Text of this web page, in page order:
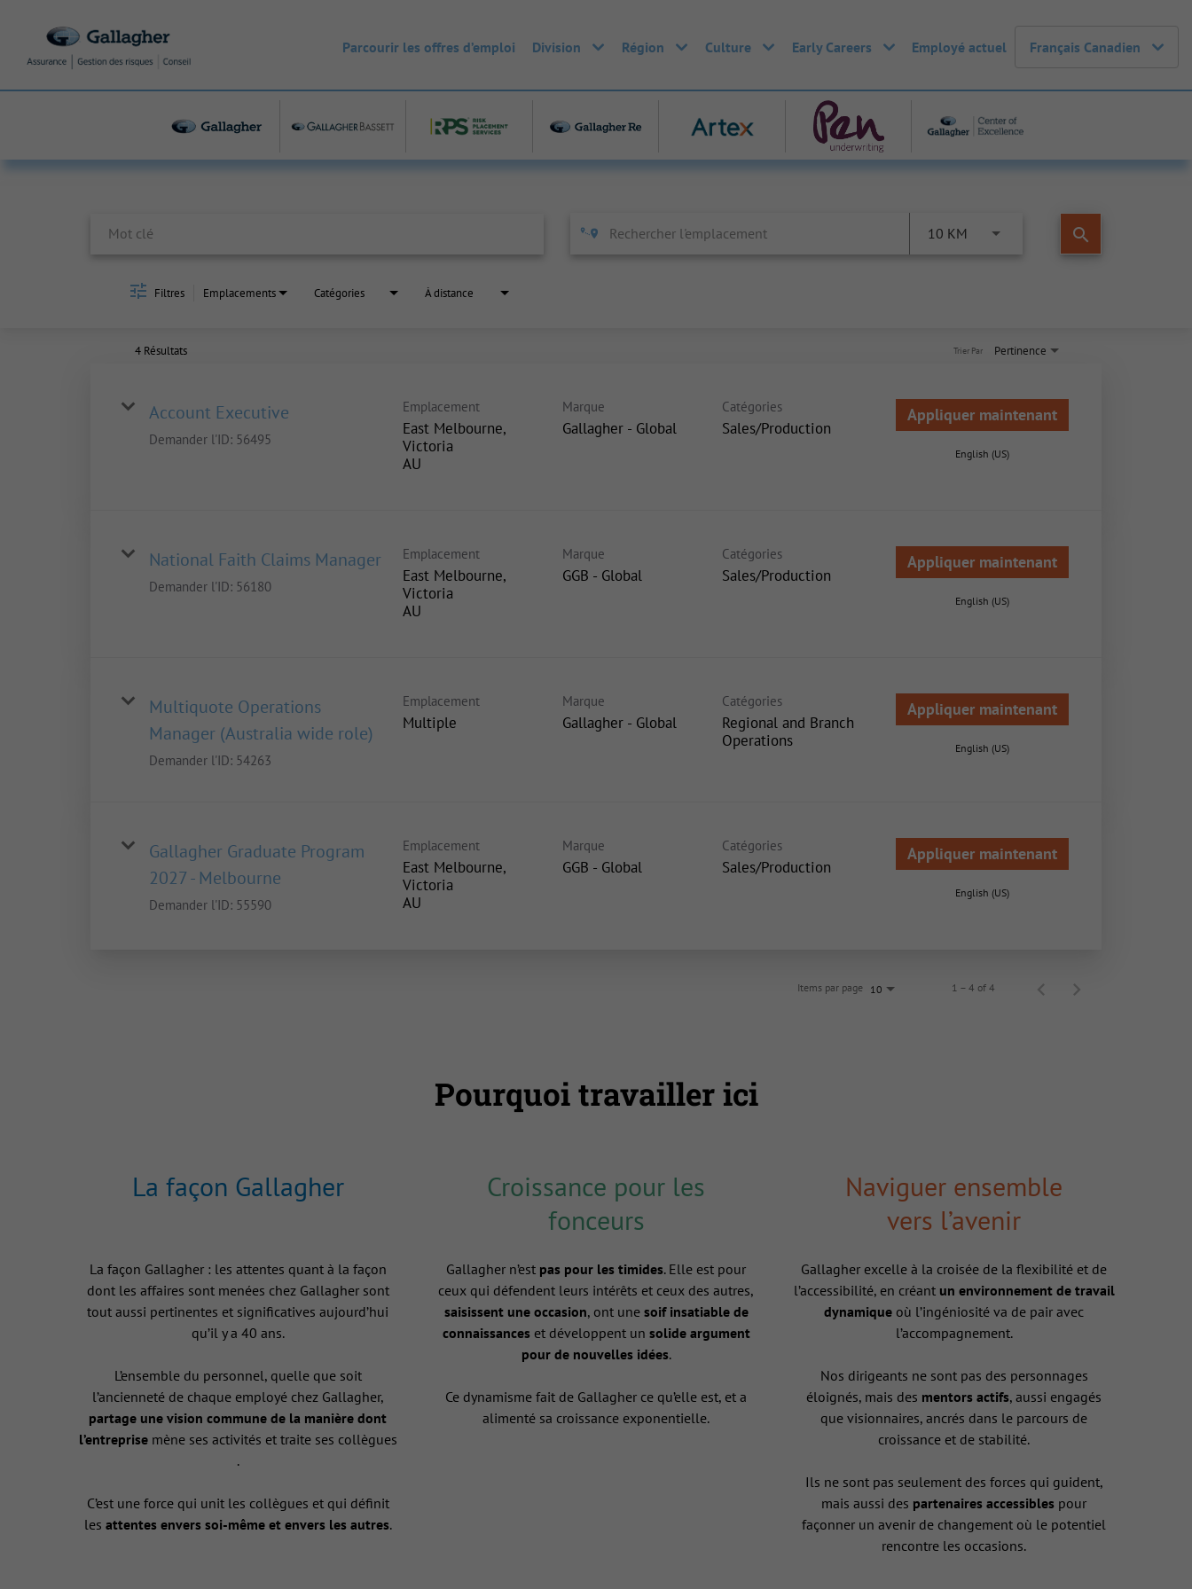
Parcourir les offres d’emploi Division Région Culture Early Careers Employé actuel Français Canadien
10 KM search
Filtres Emplacements Catégories À distance
4 Résultats Pertinence
Trier Par
Account Executive
Demander l'ID: 56495
Emplacement
East Melbourne,
Victoria
Marque
Gallagher - Global
Catégories
Sales/Production
Appliquer maintenant
English (US)
National Faith Claims Manager
Demander l'ID: 56180
Emplacement
East Melbourne,
Victoria
Marque
GGB - Global
Catégories
Sales/Production
Appliquer maintenant
English (US)
Multiquote Operations
Manager (Australia wide role)
Demander l'ID: 54263
Emplacement
Multiple
Marque
Gallagher - Global
Catégories
Regional and Branch
Operations
Appliquer maintenant
English (US)
Gallagher Graduate Program
2027 - Melbourne
Demander l'ID: 55590
Emplacement
East Melbourne,
Victoria
Marque
GGB - Global
Catégories
Sales/Production
Appliquer maintenant
English (US)
Items par page 10 1 – 4 of 4
Pourquoi travailler ici
La façon Gallagher
La façon Gallagher : les attentes quant à la façon
dont les affaires sont menées chez Gallagher sont
tout aussi pertinentes et significatives aujourd’hui
qu’il y a 40 ans.
L’ensemble du personnel, quelle que soit
l’ancienneté de chaque employé chez Gallagher,
partage une vision commune de la manière dont
l’entreprisemène ses activités et traite ses collègues
.
C’est une force qui unit les collègues et qui définit
les attentes envers soi-même et envers les autres.
Croissance pour les
fonceurs
Gallagher n’est pas pour les timides. Elle est pour
ceux qui défendent leurs intérêts et ceux des autres,
saisissent une occasion, ont une soif insatiable de
connaissanceset développent un solide argument
pour de nouvelles idées.
Ce dynamisme fait de Gallagher ce qu’elle est, et a
alimenté sa croissance exponentielle.
Naviguer ensemble
vers l’avenir
Gallagher excelle à la croisée de la flexibilité et de
l’accessibilité, en créant un environnement de travail
dynamique où l’ingéniosité va de pair avec
l’accompagnement.
Nos dirigeants ne sont pas des personnages
éloignés, mais des mentors actifs, aussi engagés
que visionnaires, ancrés dans le parcours de
croissance et de stabilité.
Ils ne sont pas seulement des forces qui guident,
mais aussi des partenaires accessibles pour
façonner un avenir de changement où le potentiel
rencontre les occasions.